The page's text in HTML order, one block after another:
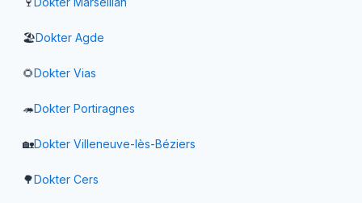
🏖️Dokter Agde
🌻Dokter Vias
🦔Dokter Portiragnes
🏡Dokter Villeneuve-lès-Béziers
🌳Dokter Cers